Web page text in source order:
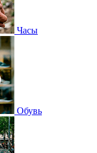
Часы
Обувь